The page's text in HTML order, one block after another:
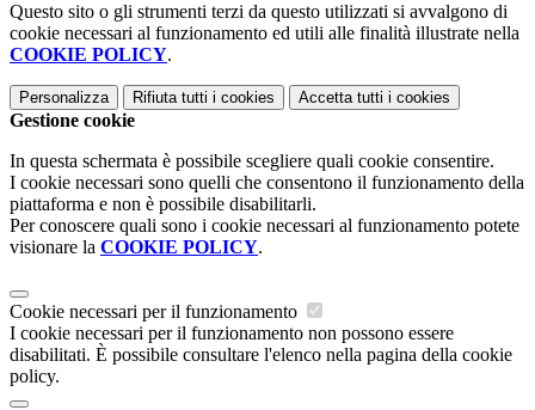
Questo sito o gli strumenti terzi da questo utilizzati si avvalgono di
cookie necessari al funzionamento ed utili alle finalità illustrate nella
COOKIE POLICY.
Personalizza Rifiuta tutti i cookies Accetta tutti i cookies
Gestione cookie
In questa schermata è possibile scegliere quali cookie consentire.
I cookie necessari sono quelli che consentono il funzionamento della
piattaforma e non è possibile disabilitarli.
Per conoscere quali sono i cookie necessari al funzionamento potete
visionare la COOKIE POLICY.
Cookie necessari per il funzionamento
I cookie necessari per il funzionamento non possono essere
disabilitati. È possibile consultare l'elenco nella pagina della cookie
policy.